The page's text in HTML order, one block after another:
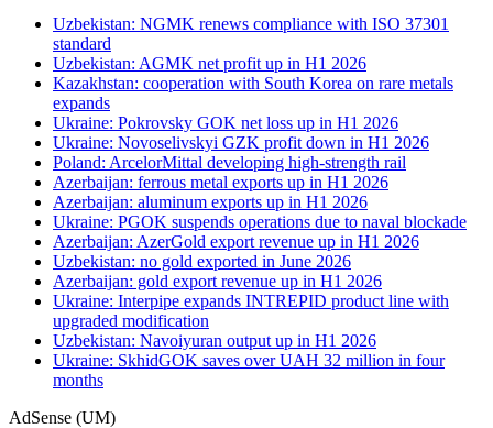
Uzbekistan: NGMK renews compliance with ISO 37301
standard
Uzbekistan: AGMK net profit up in H1 2026
Kazakhstan: cooperation with South Korea on rare metals
expands
Ukraine: Pokrovsky GOK net loss up in H1 2026
Ukraine: Novoselivskyi GZK profit down in H1 2026
Poland: ArcelorMittal developing high-strength rail
Azerbaijan: ferrous metal exports up in H1 2026
Azerbaijan: aluminum exports up in H1 2026
Ukraine: PGOK suspends operations due to naval blockade
Azerbaijan: AzerGold export revenue up in H1 2026
Uzbekistan: no gold exported in June 2026
Azerbaijan: gold export revenue up in H1 2026
Ukraine: Interpipe expands INTREPID product line with
upgraded modification
Uzbekistan: Navoiyuran output up in H1 2026
Ukraine: SkhidGOK saves over UAH 32 million in four
months
AdSense (UM)